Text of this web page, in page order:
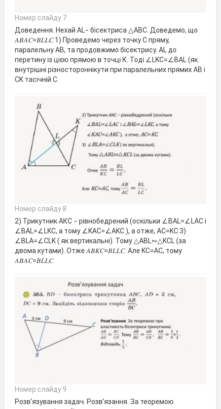
Номер слайду 7
Доведення. Нехай AL− бісектриса △АВС. Доведемо, що
𝐴𝐵𝐴𝐶=𝐵𝐿𝐿𝐶.1) Проведемо через точку С пряму,
паралельну АВ, та продовжимо бісектрису. AL до
перетину із цією прямою в точці К. Тоді ∠LKC=∠BAL (як
внутрішні різностороннікути при паралельних прямих AB і
CK тасічній С.
Номер слайду 8
2) Трикутник АКС − рівнобедрений (оскільки ∠BAL=∠LAC і
∠BAL=∠LKC, а тому ∠KAC=∠AKC ), а отже, AC=KC.3)
∠BLA=∠CLK ( як вертикальні). Тому △ABL∾△KCL (за
двома кутами). Отже 𝐴𝐵𝐾𝐶=𝐵𝐿𝐿𝐶. Але KC=AC, тому
𝐴𝐵𝐴𝐶=𝐵𝐿𝐿𝐶.
Номер слайду 9
Розв’язування задач. Розв’язання. За теоремою